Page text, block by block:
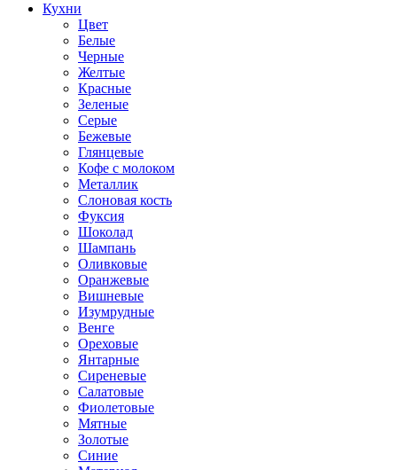
Кухни
Цвет
Белые
Черные
Желтые
Красные
Зеленые
Серые
Бежевые
Глянцевые
Кофе с молоком
Металлик
Слоновая кость
Фуксия
Шоколад
Шампань
Оливковые
Оранжевые
Вишневые
Изумрудные
Венге
Ореховые
Янтарные
Сиреневые
Салатовые
Фиолетовые
Мятные
Золотые
Синие